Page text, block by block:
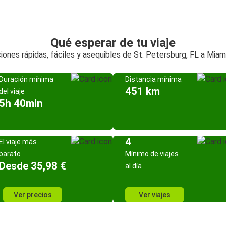
Qué esperar de tu viaje
rápidas, fáciles y asequibles de St. Petersburg, FL a
mínima
viaje
40min
Distancia mínima
451 km
viaje más
35,98 €
Ver precios
4
Mínimo de viajes
al día
Ver viajes